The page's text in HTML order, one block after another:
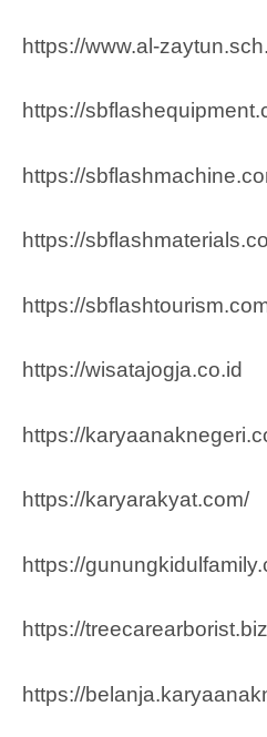
https://www.al-
https://
https://
https://
https://
https://wisatajogja.co.id
https://
https://karyarakyat.com/
https://
https://
https://